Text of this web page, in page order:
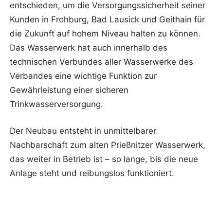
entschieden, um die Versorgungssicherheit seiner
Kunden in Frohburg, Bad Lausick und Geithain für
die Zukunft auf hohem Niveau halten zu können.
Das Wasserwerk hat auch innerhalb des
technischen Verbundes aller Wasserwerke des
Verbandes eine wichtige Funktion zur
Gewährleistung einer sicheren
Trinkwasserversorgung.
Der Neubau entsteht in unmittelbarer
Nachbarschaft zum alten Prießnitzer Wasserwerk,
das weiter in Betrieb ist – so lange, bis die neue
Anlage steht und reibungslos funktioniert.